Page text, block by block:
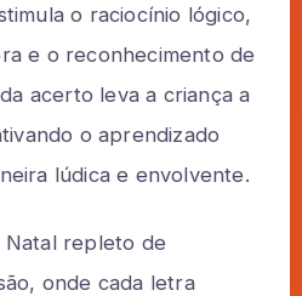
o raciocínio lógico,
e o reconhecimento de
acerto leva a criança a
o aprendizado
lúdica e envolvente.
repleto de
onde cada letra